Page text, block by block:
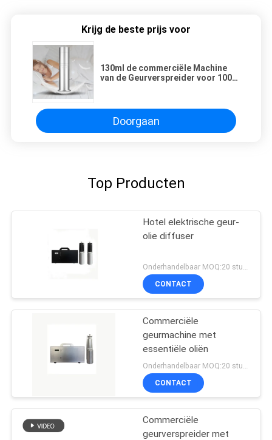
Krijg de beste prijs voor
130ml de commerciële Machine
van de Geurverspreider voor 100
Doorgaan
Top Producten
Hotel elektrische geur-
olie diffuser
CONTACT
Commerciële
geurmachine met
essentiële oliën
CONTACT
Commerciële
geurverspreider met